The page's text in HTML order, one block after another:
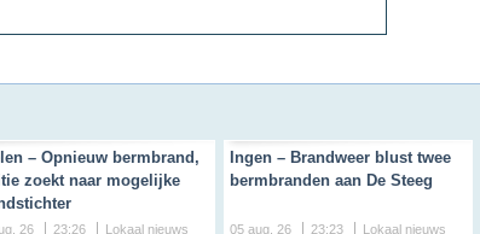
– Opnieuw bermbrand,
zoekt naar mogelijke
26 23:26 Lokaal nieuws
Ingen – Brandweer blust twee
bermbranden aan De Steeg
05 aug. 26 23:23 Lokaal nieuws